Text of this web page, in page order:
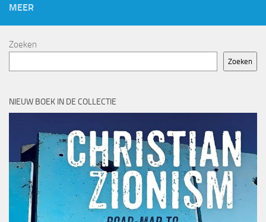
MEER
Zoeken
Zoeken
NIEUW BOEK IN DE COLLECTIE